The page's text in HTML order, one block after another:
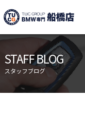
ニュース
目玉車両一覧
保証＆サービス
STAFF BLOG
スタッフブログ